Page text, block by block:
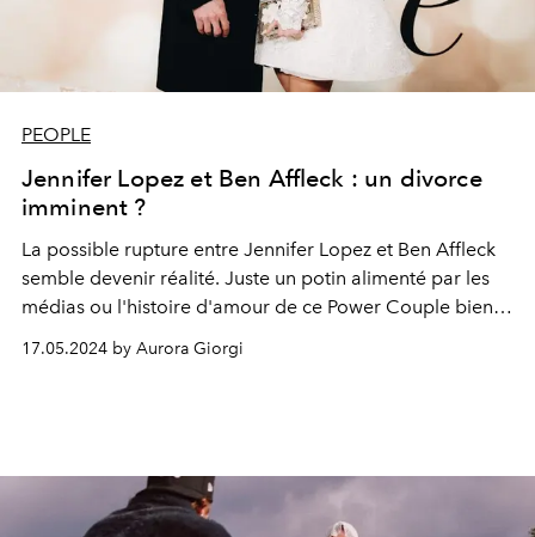
PEOPLE
Jennifer Lopez et Ben Affleck : un divorce
imminent ?
La possible rupture entre Jennifer Lopez et Ben Affleck
semble devenir réalité. Juste un potin alimenté par les
médias ou l'histoire d'amour de ce Power Couple bien-
aimé est-elle vraiment terminée ?
17.05.2024 by Aurora Giorgi